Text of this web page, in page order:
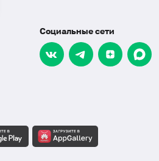
Социальные сети